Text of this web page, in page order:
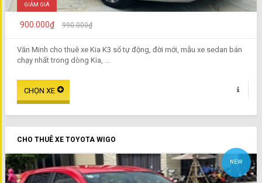
GIẢM GIÁ
900.000₫ 990.000₫
Văn Minh cho thuê xe Kia K3 số tự động, đời mới, mẫu xe sedan bán
chạy nhất trong dòng Kia, ...
CHO THUÊ XE TOYOTA WIGO
NEW